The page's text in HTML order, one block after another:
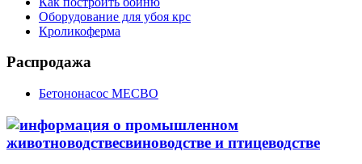
Оборудование для убоя крс
Кроликоферма
Распродажа
Бетононасос MECBO